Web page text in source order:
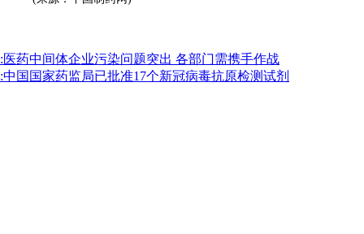
:医药中间体企业污染问题突出 各部门需携手作战
:中国国家药监局已批准17个新冠病毒抗原检测试剂